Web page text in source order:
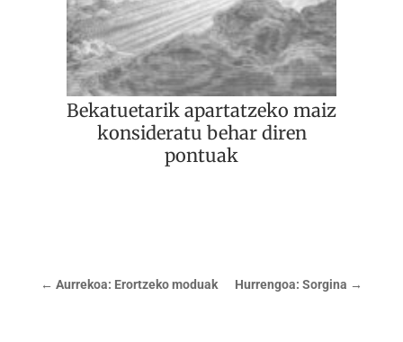
Bekatuetarik apartatzeko maiz
konsideratu behar diren
pontuak
← Aurrekoa: Erortzeko moduak Hurrengoa: Sorgina →